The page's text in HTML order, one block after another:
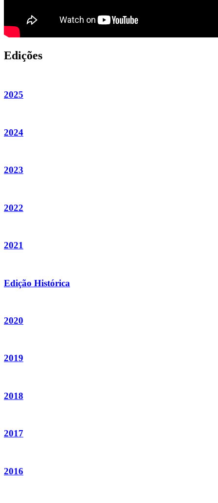
Edições
2025
2024
2023
2022
2021
Edição Histórica
2020
2019
2018
2017
2016